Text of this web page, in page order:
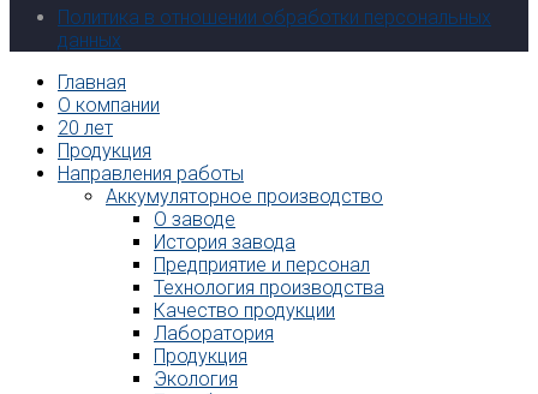
Политика в отношении обработки персональных
данных
Главная
О компании
20 лет
Продукция
Направления работы
Аккумуляторное производство
О заводе
История завода
Предприятие и персонал
Технология производства
Качество продукции
Лаборатория
Продукция
Экология